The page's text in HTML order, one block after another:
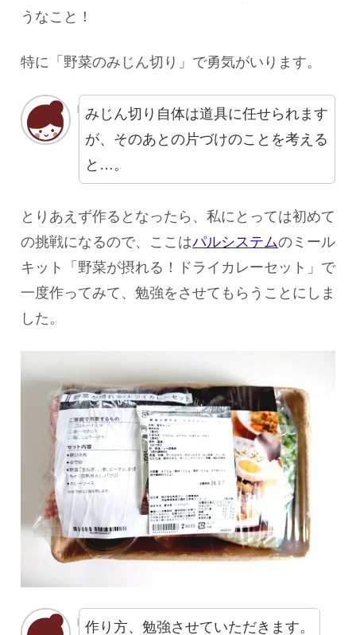
うなこと！
特に「野菜のみじん切り」で勇気がいります。
みじん切り自体は道具に任せられます
が、そのあとの片づけのことを考える
と…。
とりあえず作るとなったら、私にとっては初めて
の挑戦になるので、ここはパルシステムのミール
キット「野菜が摂れる！ドライカレーセット」で
一度作ってみて、勉強をさせてもらうことにしま
した。
作り方、勉強させていただきます。